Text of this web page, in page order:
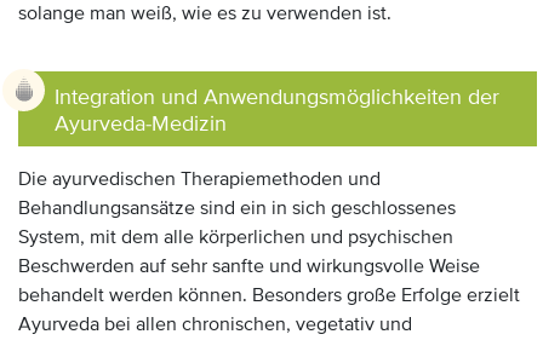
solange man weiß, wie es zu verwenden ist.
Integration und Anwendungsmöglichkeiten der
Ayurveda-Medizin
Die ayurvedischen Therapiemethoden und
Behandlungsansätze sind ein in sich geschlossenes
System, mit dem alle körperlichen und psychischen
Beschwerden auf sehr sanfte und wirkungsvolle Weise
behandelt werden können. Besonders große Erfolge erzielt
Ayurveda bei allen chronischen, vegetativ und